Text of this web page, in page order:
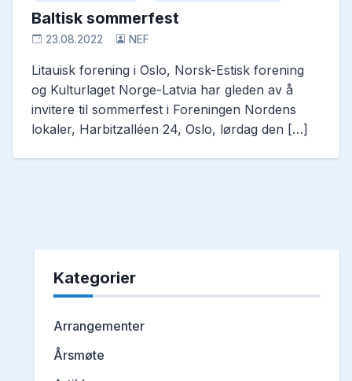
Baltisk sommerfest
23.08.2022 NEF
Litauisk forening i Oslo, Norsk-Estisk forening
og Kulturlaget Norge-Latvia har gleden av å
invitere til sommerfest i Foreningen Nordens
lokaler, Harbitzalléen 24, Oslo, lørdag den […]
Kategorier
Arrangementer
Årsmøte